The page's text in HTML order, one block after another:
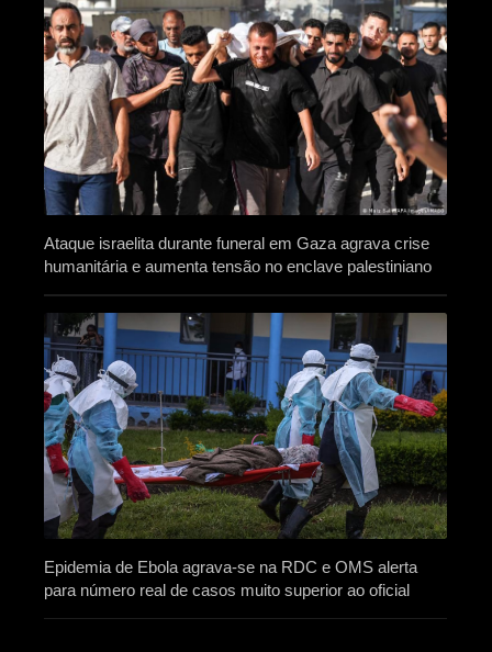
Ataque israelita durante funeral em Gaza agrava crise
humanitária e aumenta tensão no enclave palestiniano
Epidemia de Ebola agrava-se na RDC e OMS alerta
para número real de casos muito superior ao oficial